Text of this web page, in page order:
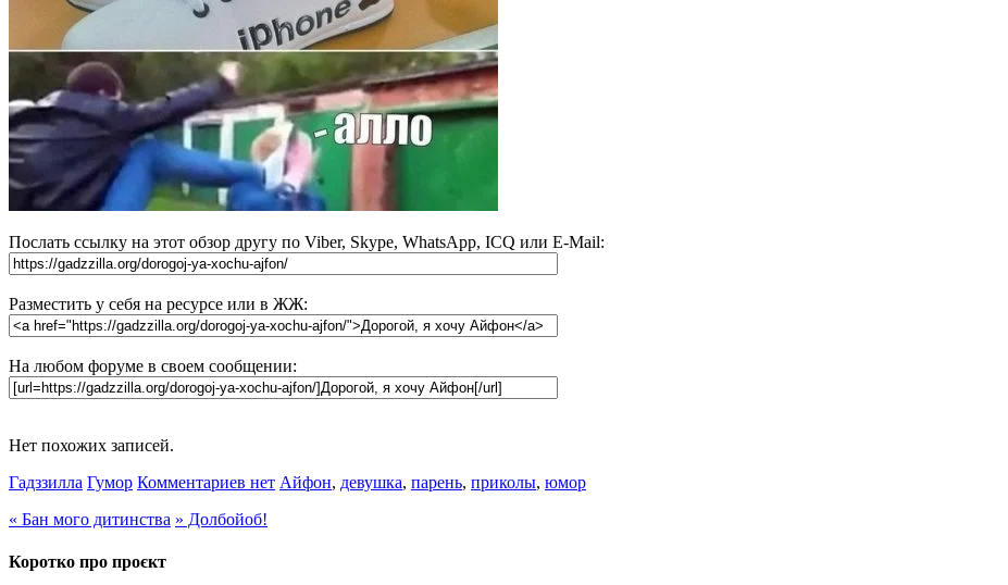
Послать ссылку на этот обзор другу по Viber, Skype, WhatsApp, ICQ или E-Mail:
Разместить у себя на ресурсе или в ЖЖ:
На любом форуме в своем сообщении:
Нет похожих записей.
Гадззилла Гумор Комментариев нет Айфон, девушка, парень, приколы, юмор
« Бан мого дитинства » Долбойоб!
Коротко про проєкт